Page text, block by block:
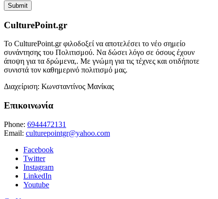
CulturePoint.gr
Το CulturePoint.gr φιλοδοξεί να αποτελέσει το νέο σημείο
συνάντησης του Πολιτισμού. Να δώσει λόγο σε όσους έχουν
άποψη για τα δρώμενα,. Με γνώμη για τις τέχνες και οτιδήποτε
συνιστά τον καθημερινό πολιτισμό μας.
Διαχείριση: Κωνσταντίνος Μανίκας
Επικοινωνία
Phone: 6944472131
Email: culturepointgr@yahoo.com
Facebook
Twitter
Instagram
LinkedIn
Youtube